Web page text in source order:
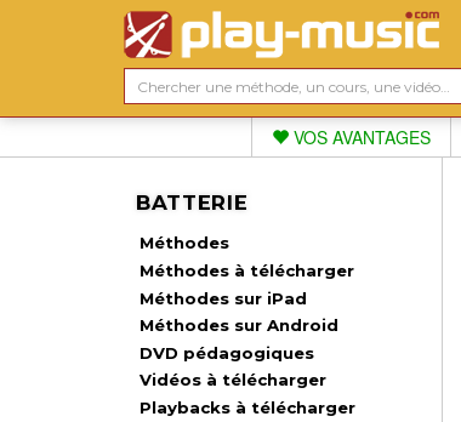
VOS AVANTAGES
BATTERIE
Méthodes
Méthodes à télécharger
Méthodes sur iPad
Méthodes sur Android
DVD pédagogiques
Vidéos à télécharger
Playbacks à télécharger